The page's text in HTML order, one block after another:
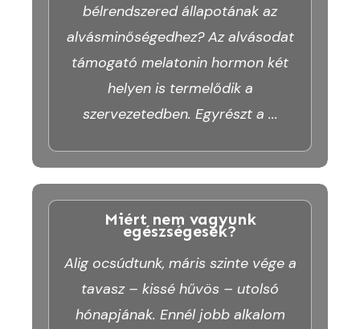
bélrendszered állapotának az
alvásminőségedhez? Az alvásodat
támogató melatonin hormon két
helyen is termelődik a
szervezetedben. Egyrészt a ...
Miért nem vagyunk
egészségesek?
Alig ocsúdtunk, máris szinte vége a
tavasz – kissé hűvös – utolsó
hónapjának. Ennél jobb alkalom